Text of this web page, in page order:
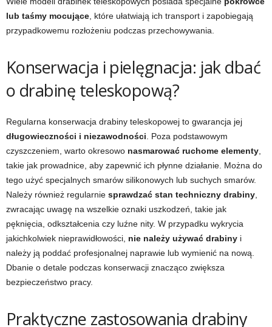
lub taśmy mocujące , które ułatwiają ich transport i zapobiegają
przypadkowemu rozłożeniu podczas przechowywania.
Konserwacja i pielęgnacja: jak dbać
o drabinę teleskopową?
Regularna konserwacja drabiny teleskopowej to gwarancja jej
długowieczności i niezawodności . Poza podstawowym
czyszczeniem, warto okresowo nasmarować ruchome elementy
takie jak prowadnice, aby zapewnić ich płynne działanie. Można do
tego użyć specjalnych smarów silikonowych lub suchych smarów.
Należy również regularnie sprawdzać stan techniczny drabiny
zwracając uwagę na wszelkie oznaki uszkodzeń, takie jak
pęknięcia, odkształcenia czy luźne nity. W przypadku wykrycia
jakichkolwiek nieprawidłowości, nie należy używać drabiny i
należy ją poddać profesjonalnej naprawie lub wymienić na nową.
Dbanie o detale podczas konserwacji znacząco zwiększa
bezpieczeństwo pracy.
Praktyczne zastosowania drabiny